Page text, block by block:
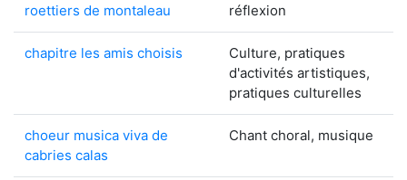
roettiers de montaleau
réflexion
chapitre les amis choisis
Culture, pratiques
d'activités artistiques,
pratiques culturelles
choeur musica viva de
cabries calas
Chant choral, musique